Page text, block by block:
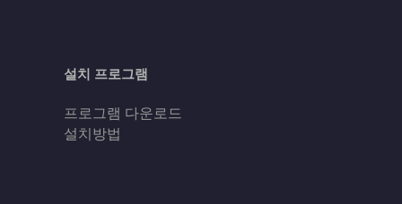
설치 프로그램
프로그램 다운로드
설치방법